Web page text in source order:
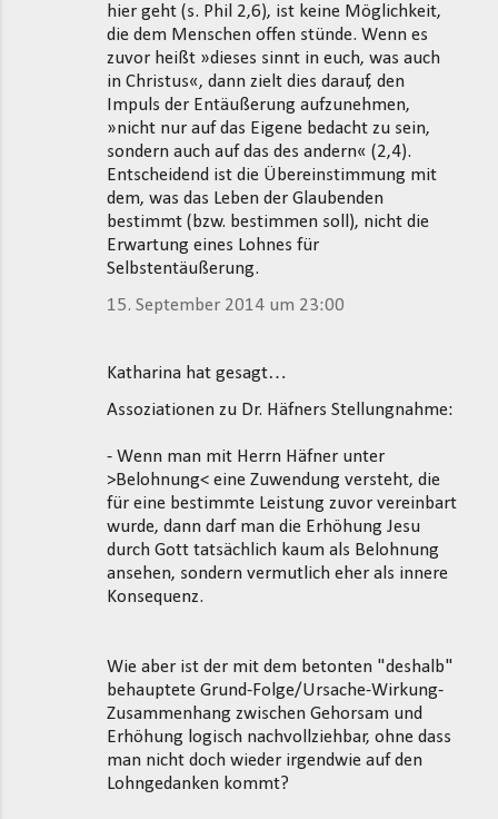
hier geht (s. Phil 2,6), ist keine Möglichkeit,
die dem Menschen offen stünde. Wenn es
zuvor heißt »dieses sinnt in euch, was auch
in Christus«, dann zielt dies darauf, den
Impuls der Entäußerung aufzunehmen,
»nicht nur auf das Eigene bedacht zu sein,
sondern auch auf das des andern« (2,4).
Entscheidend ist die Übereinstimmung mit
dem, was das Leben der Glaubenden
bestimmt (bzw. bestimmen soll), nicht die
Erwartung eines Lohnes für
Selbstentäußerung.
15. September 2014 um 23:00
Katharina hat gesagt…
Assoziationen zu Dr. Häfners Stellungnahme:
- Wenn man mit Herrn Häfner unter
>Belohnung< eine Zuwendung versteht, die
für eine bestimmte Leistung zuvor vereinbart
wurde, dann darf man die Erhöhung Jesu
durch Gott tatsächlich kaum als Belohnung
ansehen, sondern vermutlich eher als innere
Konsequenz.
Wie aber ist der mit dem betonten "deshalb"
behauptete Grund-Folge/Ursache-Wirkung-
Zusammenhang zwischen Gehorsam und
Erhöhung logisch nachvollziehbar, ohne dass
man nicht doch wieder irgendwie auf den
Lohngedanken kommt?